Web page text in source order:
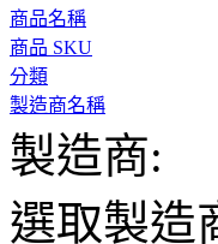
商品名稱
商品 SKU
分類
製造商名稱
製造商:
選取製造